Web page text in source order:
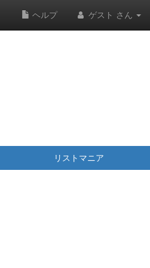
ヘルプ ゲスト さん
リストマニア